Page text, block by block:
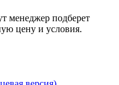
менеджер подберет
цену и условия.